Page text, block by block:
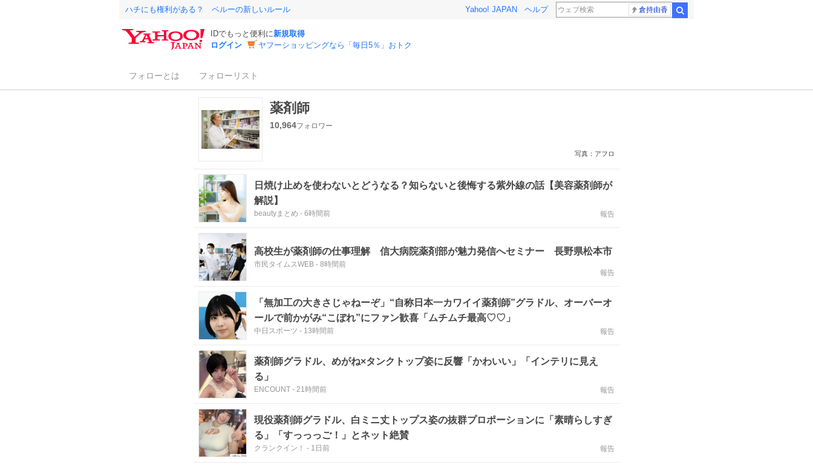
ハチにも権利がある？ ペルーの新しいルール Yahoo! JAPAN ヘルプ 倉持由香
IDでもっと便利に新規取得
ログイン
ヤフーショッピングなら「毎日5％」おトク
フォローとは フォローリスト
薬剤師
10,964フォロワー
写真：アフロ
日焼け止めを使わないとどうなる？知らないと後悔する紫外線の話【美容薬剤師が
解説】
beautyまとめ - 6時間前 報告
高校生が薬剤師の仕事理解 信大病院薬剤部が魅力発信へセミナー 長野県松本市
市民タイムスWEB - 8時間前
報告
「無加工の大きさじゃねーぞ」“自称日本一カワイイ薬剤師”グラドル、オーバーオ
ールで前かがみ“こぼれ”にファン歓喜「ムチムチ最高♡♡」
中日スポーツ - 13時間前 報告
薬剤師グラドル、めがね×タンクトップ姿に反響「かわいい」「インテリに見え
る」
ENCOUNT - 21時間前 報告
現役薬剤師グラドル、白ミニ丈トップス姿の抜群プロポーションに「素晴らしすぎ
る」「すっっっご！」とネット絶賛
クランクイン！ - 1日前 報告